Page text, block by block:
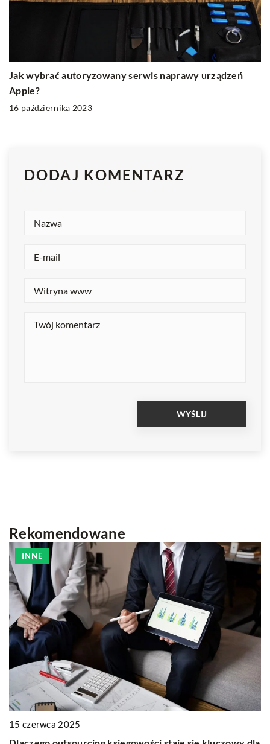
Jak wybrać autoryzowany serwis naprawy urządzeń
Apple?
16 października 2023
DODAJ KOMENTARZ
Rekomendowane
INNE
15 czerwca 2025